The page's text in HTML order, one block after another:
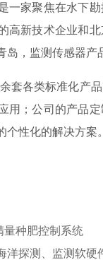
一家聚焦在水下
高新技术企业和
岛，监测传感器
套各类标准化产
用；公司的产品
性化的解决方案。
量种肥控制系统